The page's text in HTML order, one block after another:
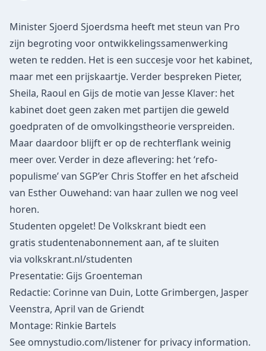
Minister Sjoerd Sjoerdsma heeft met steun van Pro
zijn begroting voor ontwikkelingssamenwerking
weten te redden. Het is een succesje voor het kabinet,
maar met een prijskaartje. Verder bespreken Pieter,
Sheila, Raoul en Gijs de motie van Jesse Klaver: het
kabinet doet geen zaken met partijen die geweld
goedpraten of de omvolkingstheorie verspreiden.
Maar daardoor blijft er op de rechterflank weinig
meer over. Verder in deze aflevering: het ‘refo-
populisme’ van SGP’er Chris Stoffer en het afscheid
van Esther Ouwehand: van haar zullen we nog veel
horen.
Studenten opgelet! De Volkskrant biedt een
gratis studentenabonnement aan, af te sluiten
via volkskrant.nl/studenten
Presentatie: Gijs Groenteman
Redactie: Corinne van Duin, Lotte Grimbergen, Jasper
Veenstra, April van de Griendt
Montage: Rinkie Bartels
See omnystudio.com/listenerfor privacy information.